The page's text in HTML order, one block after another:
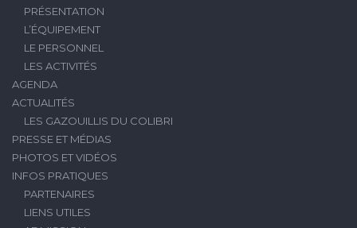
PRÉSENTATION
L’ÉQUIPEMENT
LE PERSONNEL
LES ACTIVITÉS
AGENDA
ACTUALITÉS
LES GAZOUILLIS DU COLIBRI
PRESSE ET MÉDIAS
PHOTOS ET VIDÉOS
INFOS PRATIQUES
PARTENAIRES
LIENS UTILES